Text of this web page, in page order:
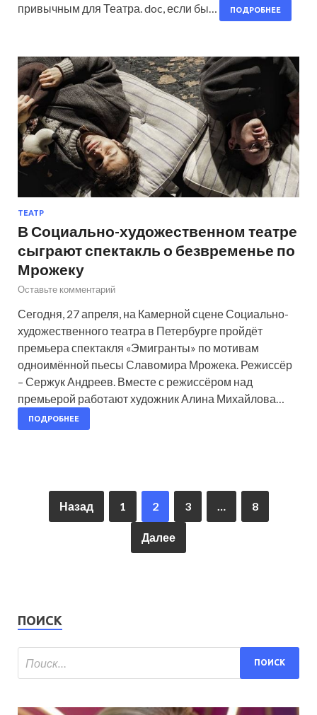
привычным для Театра. doc, если бы…
ПОДРОБНЕЕ
ТЕАТР
В Социально-художественном театре
сыграют спектакль о безвременье по
Мрожеку
Оставьте комментарий
Сегодня, 27 апреля, на Камерной сцене Социально-
художественного театра в Петербурге пройдёт
премьера спектакля «Эмигранты» по мотивам
одноимённой пьесы Славомира Мрожека. Режиссёр
– Сержук Андреев. Вместе с режиссёром над
премьерой работают художник Алина Михайлова…
ПОДРОБНЕЕ
Назад 1 2 3 … 8
Далее
ПОИСК